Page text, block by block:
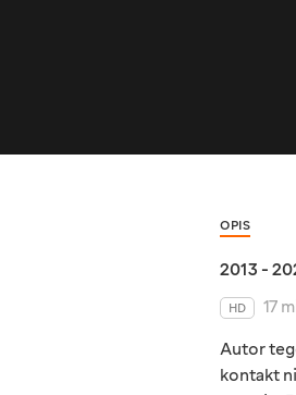
OPIS
2013 -
HD
17
Autor
kontakt